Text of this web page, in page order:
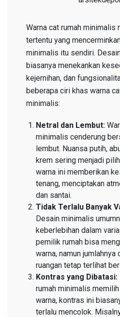
Warna cat rumah minimalis
tertentu yang
minimalis itu sendiri.
biasanya menekankan
kejernihan, dan
beberapa ciri khas warna
minimalis:
Netral dan Lembut:
minimalis cenderung
lembut. Nuansa putih,
krem sering menjadi
warna ini memberikan
tenang, menciptakan
dan santai.
Tidak Terlalu Banyak
Desain minimalis
keberlebihan dalam
pemilik rumah bisa
warna, namun
ruangan tetap terlihat
Kontras yang Dibatasi:
rumah minimalis
warna, kontras ini
terlalu mencolok.